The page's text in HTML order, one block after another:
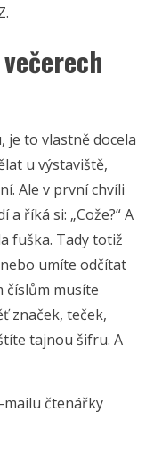
je to vlastně docela
u výstaviště,
Ale v první chvíli
říká si: „Cože?“ A
fuška. Tady totiž
umíte odčítat
číslům musíte
značek, teček,
tajnou šifru. A
mailu čtenářky